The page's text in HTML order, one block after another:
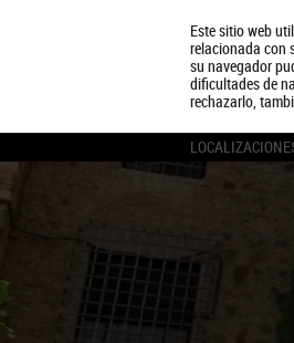
Este sitio web
relacionada con
su navegador
dificultades de
rechazarlo,